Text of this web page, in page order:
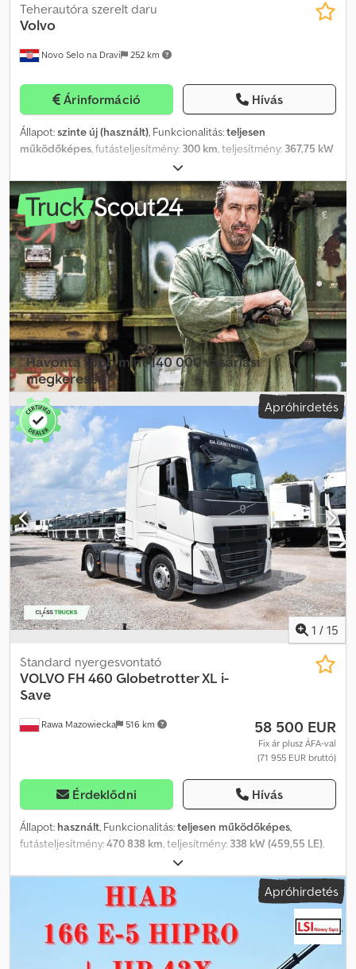
Novo Selo na Dravi 252 km
Teherautóra szerelt daru
Volvo
Árinformáció Hívás
Állapot:szinte új (használt), Funkcionalitás:teljesen
működőképes, futásteljesítmény: 300 km, teljesítmény: 367,75 kW
, első forgalomba helyezés:
32 000 kg, szín:ezüst, vezetőfülke:nappali fülke, Gyártási év:2026,
üzemórák: 10 h, Felszereltség:daru, VOLVO FH 500 8x4 – Fassi
F1450 • Ár: a WhatsApp-on keresztül lekérdezhető • Első
forgalomba helyezés: ÚJ – 2026 • Futásteljesítmény: 500 km •
Hajtás: 8x4 • Saját tömeg: 31 870 kg • Tengelytáv: 1995 / 2905 / 1370
mm • Méretek (H × Sz × M): 9900 × 2550 × 4000 mm •
Tengelyterhelés: 9000 / 9000 / 13000 / 13000 kg • Felépítmény:
Fassi F1450-8, JIB L826-tal, csörlővel és elülső támasztóval •
Rakfelület: 4100 mm + 1200 mm Dwodszrzlpspfx Agxea •
Elérhetőség: azonnal
Havonta több mint 140 000 vásárlási
megkeresés
Válassza ki a kereskedői csomagotApróhirdetés
1 / 15
Rawa Mazowiecka 516 km
Standard nyergesvontató
VOLVO FH 460 Globetrotter XL i-
Save
58 500 EUR
Fix ár plusz ÁFA-val
(71 955 EUR bruttó)
Érdeklődni Hívás
Állapot: használt, Funkcionalitás:teljesen működőképes,
futásteljesítmény:470 838 km, teljesítmény: 338 kW (459,55 LE),
03/2023
össztömeg:8 461 kg, tengelyelrendezés:4x2, tengelytáv:380 mm,
, hajtástípus: automata , kibocsátási osztály:Euro 6,
, hengerszám:6, hengerűrtartalom: 12 777 cm³,
kormánykerék pozíciója: bal, Felszereltség:szervokormány, teljes
szervizelési előélet, Jellemzők Előrejelző sebességtartó
automatika: I-See. Térképalapú topográfiai információk. Fülke:
Apróhirdetés